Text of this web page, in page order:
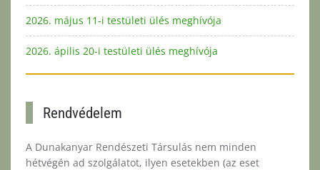
2026. május 11-i testületi ülés meghívója
2026. ápilis 20-i testületi ülés meghívója
Rendvédelem
A Dunakanyar Rendészeti Társulás nem minden
hétvégén ad szolgálatot, ilyen esetekben (az eset